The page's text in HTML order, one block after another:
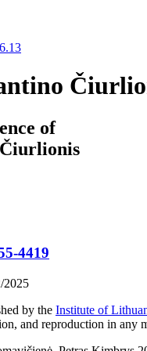
of
4419
2025
by the Institute of
and reproduction in any